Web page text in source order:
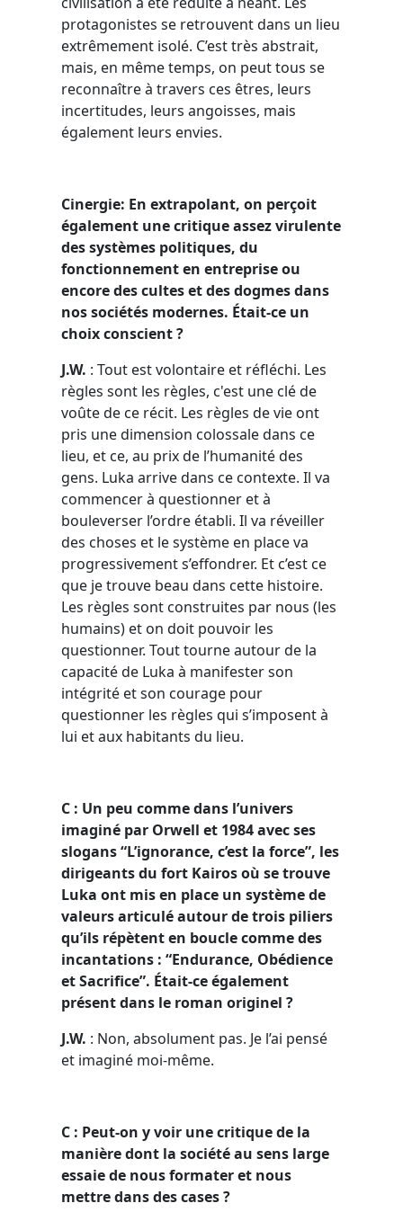
protagonistes se retrouvent dans un lieu
extrêmement isolé. C’est très abstrait,
mais, en même temps, on peut tous se
reconnaître à travers ces êtres, leurs
incertitudes, leurs angoisses, mais
également leurs envies.
Cinergie: En extrapolant, on perçoit
également une critique assez virulente
des systèmes politiques, du
fonctionnement en entreprise ou
encore des cultes et des dogmes dans
nos sociétés modernes. Était-ce un
choix conscient ?
J.W. : Tout est volontaire et réfléchi. Les
règles sont les règles, c'est une clé de
voûte de ce récit. Les règles de vie ont
pris une dimension colossale dans ce
lieu, et ce, au prix de l’humanité des
gens. Luka arrive dans ce contexte. Il va
commencer à questionner et à
bouleverser l’ordre établi. Il va réveiller
des choses et le système en place va
progressivement s’effondrer. Et c’est ce
que je trouve beau dans cette histoire.
Les règles sont construites par nous (les
humains) et on doit pouvoir les
questionner. Tout tourne autour de la
capacité de Luka à manifester son
intégrité et son courage pour
questionner les règles qui s’imposent à
lui et aux habitants du lieu.
C : Un peu comme dans l’univers
imaginé par Orwell et 1984 avec ses
slogans “L’ignorance, c’est la force”, les
dirigeants du fort Kairos où se trouve
Luka ont mis en place un système de
valeurs articulé autour de trois piliers
qu’ils répètent en boucle comme des
incantations : “Endurance, Obédience
et Sacrifice”. Était-ce également
présent dans le roman originel ?
J.W. : Non, absolument pas. Je l’ai pensé
et imaginé moi-même.
C : Peut-on y voir une critique de la
manière dont la société au sens large
essaie de nous formater et nous
mettre dans des cases ?